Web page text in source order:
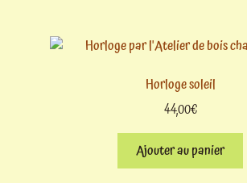
Horloge soleil
44,00€
Ajouter au panier